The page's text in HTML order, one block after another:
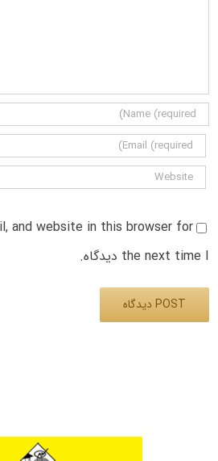
and website in this browser for
the next time I دیدگاه.